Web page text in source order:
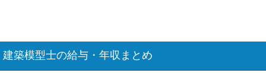
建築模型士の給与・年収まとめ